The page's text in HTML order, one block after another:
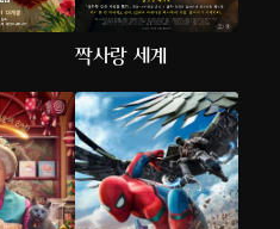
짝사랑 세계